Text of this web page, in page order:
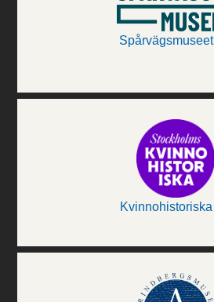
Spårvägsmuseet
Kvinnohistoriska